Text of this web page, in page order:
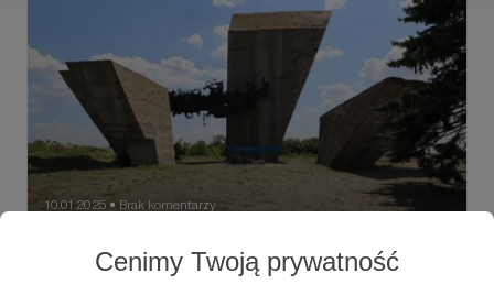
Cenimy Twoją prywatność
10.01.2025 ● Brak komentarzy
Kompensacja
Interwencję w Ukrainie popiera ponad dwie trzecie rosjan,